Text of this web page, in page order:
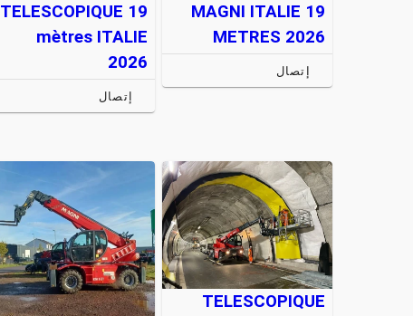
MAGNI ITALIE 19
METRES 2026
إتصال
TELESCOPIQUE 19
mètres ITALIE
2026
إتصال
TELESCOPIQUE